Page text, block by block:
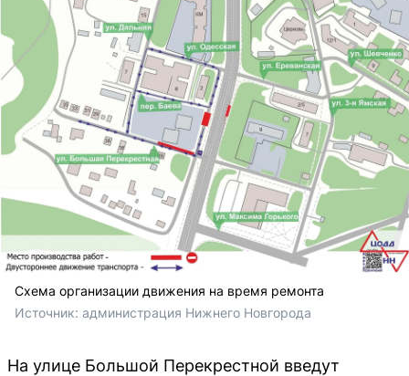
Схема организации движения на время ремонта
Источник: администрация Нижнего Новгорода
На улице Большой Перекрестной введут